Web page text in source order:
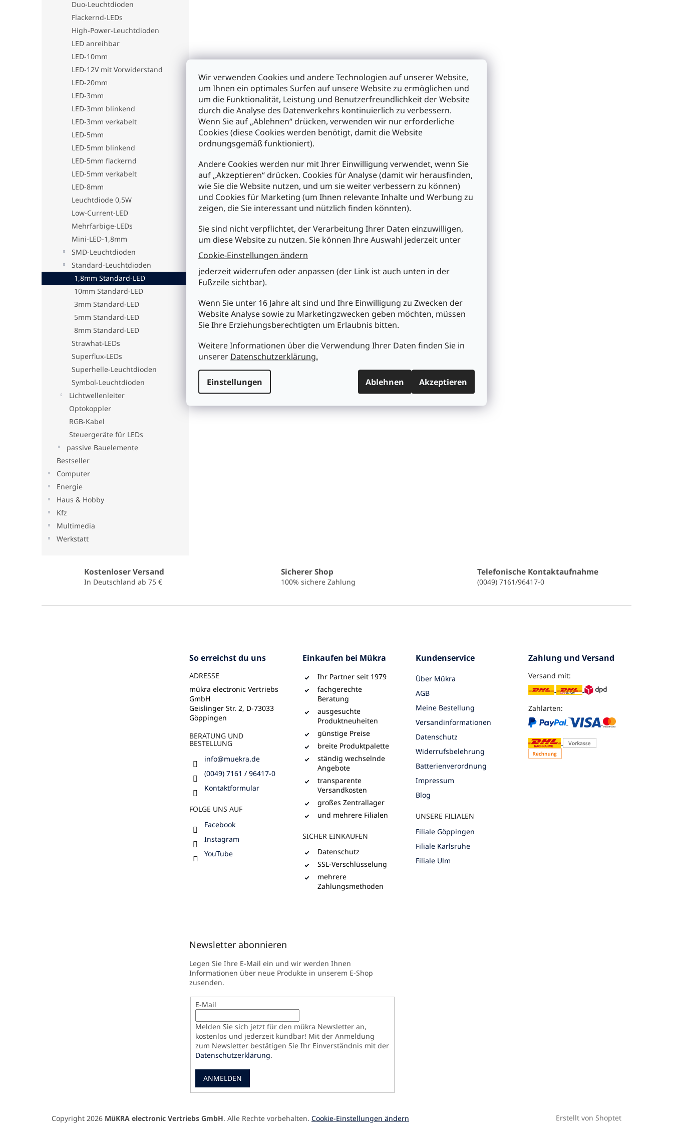
Wir verwenden Cookies und andere Technologien auf unserer Website,
um Ihnen ein optimales Surfen auf unsere Website zu ermöglichen und
um die Funktionalität, Leistung und Benutzerfreundlichkeit der Website
durch die Analyse des Datenverkehrs kontinuierlich zu verbessern.
Wenn Sie auf „Ablehnen“ drücken, verwenden wir nur erforderliche
Cookies (diese Cookies werden benötigt, damit die Website
ordnungsgemäß funktioniert).
Andere Cookies werden nur mit Ihrer Einwilligung verwendet, wenn Sie
auf „Akzeptieren“ drücken. Cookies für Analyse (damit wir herausfinden,
wie Sie die Website nutzen, und um sie weiter verbessern zu können)
und Cookies für Marketing (um Ihnen relevante Inhalte und Werbung zu
zeigen, die Sie interessant und nützlich finden könnten).
Sie sind nicht verpflichtet, der Verarbeitung Ihrer Daten einzuwilligen,
um diese Website zu nutzen. Sie können Ihre Auswahl jederzeit unter
Cookie-Einstellungen ändern
jederzeit widerrufen oder anpassen (der Link ist auch unten in der
Fußzeile sichtbar).
Wenn Sie unter 16 Jahre alt sind und Ihre Einwilligung zu Zwecken der
Website Analyse sowie zu Marketingzwecken geben möchten, müssen
Sie Ihre Erziehungsberechtigten um Erlaubnis bitten.
Weitere Informationen über die Verwendung Ihrer Daten finden Sie in
unserer Datenschutzerklärung.
Einstellungen Ablehnen Akzeptieren
Duo-Leuchtdioden
Flackernd-LEDs
High-Power-Leuchtdioden
LED anreihbar
LED-10mm
LED-12V mit Vorwiderstand
LED-20mm
LED-3mm
LED-3mm blinkend
LED-3mm verkabelt
LED-5mm
LED-5mm blinkend
LED-5mm flackernd
LED-5mm verkabelt
LED-8mm
Leuchtdiode 0,5W
Low-Current-LED
Mehrfarbige-LEDs
Mini-LED-1,8mm
SMD-Leuchtdioden
Standard-Leuchtdioden
1,8mm Standard-LED
10mm Standard-LED
3mm Standard-LED
5mm Standard-LED
8mm Standard-LED
Strawhat-LEDs
Superflux-LEDs
Superhelle-Leuchtdioden
Symbol-Leuchtdioden
Lichtwellenleiter
Optokoppler
RGB-Kabel
Steuergeräte für LEDs
passive Bauelemente
Bestseller
Computer
Energie
Haus & Hobby
Kfz
Multimedia
Werkstatt
Kostenloser Versand
In Deutschland ab 75 €
Sicherer Shop
100% sichere Zahlung
Telefonische Kontaktaufnahme
(0049) 7161/96417-0
So erreichst du uns
ADRESSE
mükra electronic Vertriebs
GmbH
Geislinger Str. 2, D-73033
Göppingen
BERATUNG UND
BESTELLUNG
info@muekra.de
(0049) 7161 / 96417-0
Kontaktformular
FOLGE UNS AUF
Facebook
Instagram
YouTube
Einkaufen bei Mükra
Ihr Partner seit 1979
fachgerechte
Beratung
ausgesuchte
Produktneuheiten
günstige Preise
breite Produktpalette
ständig wechselnde
Angebote
transparente
Versandkosten
großes Zentrallager
und mehrere Filialen
SICHER EINKAUFEN
Datenschutz
SSL-Verschlüsselung
mehrere
Zahlungsmethoden
Kundenservice
Über Mükra
AGB
Meine Bestellung
Versandinformationen
Datenschutz
Widerrufsbelehrung
Batterienverordnung
Impressum
Blog
UNSERE FILIALEN
Filiale Göppingen
Filiale Karlsruhe
Filiale Ulm
Zahlung und Versand
Versand mit:
Zahlarten:
Newsletter abonnieren
Legen Sie Ihre E-Mail ein und wir werden Ihnen
Informationen über neue Produkte in unserem E-Shop
zusenden.
E-Mail
Melden Sie sich jetzt für den mükra Newsletter an,
kostenlos und jederzeit kündbar! Mit der Anmeldung
zum Newsletter bestätigen Sie Ihr Einverständnis mit der
Datenschutzerklärung.
ANMELDEN
Erstellt von Shoptet
Copyright 2026 MüKRA electronic Vertriebs GmbH. Alle Rechte vorbehalten. Cookie-Einstellungen ändern